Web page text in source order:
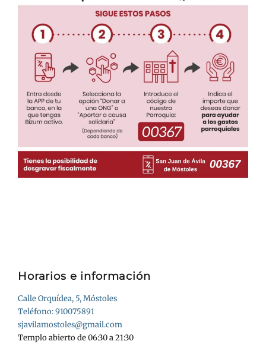
Horarios e información
Calle Orquídea, 5, Móstoles
Teléfono: 910075891
sjavilamostoles@gmail.com
Templo abierto de 06:30 a 21:30